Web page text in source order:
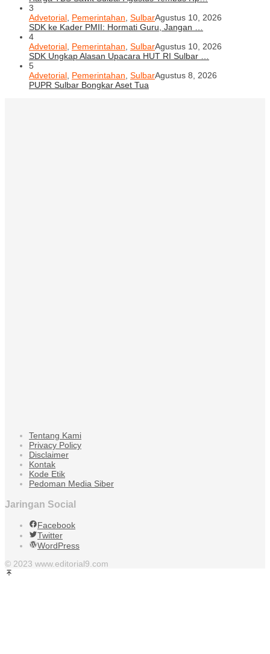
3
Advetorial, Pemerintahan, SulbarAgustus 10, 2026
SDK ke Kader PMII: Hormati Guru, Jangan …
4
Advetorial, Pemerintahan, SulbarAgustus 10, 2026
SDK Ungkap Alasan Upacara HUT RI Sulbar …
5
Advetorial, Pemerintahan, SulbarAgustus 8, 2026
PUPR Sulbar Bongkar Aset Tua
Tentang Kami
Privacy Policy
Disclaimer
Kontak
Kode Etik
Pedoman Media Siber
Jaringan Social
Facebook
Twitter
WordPress
© 2023 www.editorial9.com